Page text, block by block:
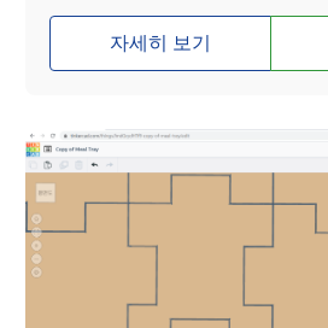
자세히 보기